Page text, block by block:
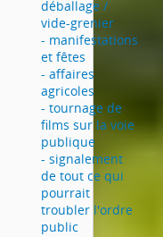
déballage /
vide-grenier
- manifestations
et fêtes
- affaires
agricoles
- tournage de
films sur la voie
publique
- signalement
de tout ce qui
pourrait
troubler l'ordre
public